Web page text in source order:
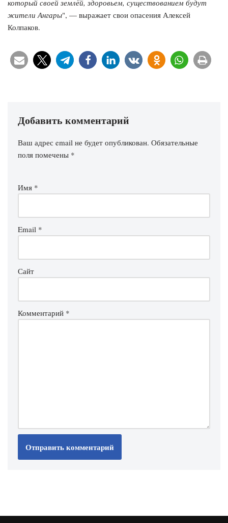
который своей землёй, здоровьем, существованием будут
жители Ангары", — выражает свои опасения Алексей
Колпаков.
Добавить комментарий
Ваш адрес email не будет опубликован. Обязательные
поля помечены *
Имя *
Email *
Сайт
Комментарий *